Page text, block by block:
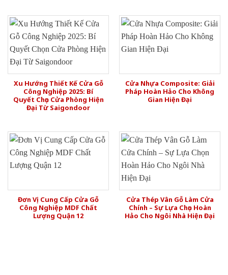
Xu Hướng Thiết Kế Cửa Gỗ
Công Nghiệp 2025: Bí
Quyết Chọn Cửa Phòng Hiện
Đại Từ Saigondoor
Cửa Nhựa Composite: Giải
Pháp Hoàn Hảo Cho Không
Gian Hiện Đại
Đơn Vị Cung Cấp Cửa Gỗ
Công Nghiệp MDF Chất
Lượng Quận 12
Cửa Thép Vân Gỗ Làm Cửa
Chính – Sự Lựa Chọn Hoàn
Hảo Cho Ngôi Nhà Hiện Đại